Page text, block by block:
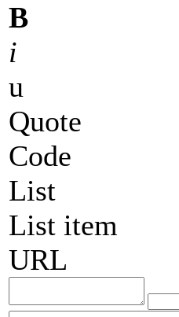
B
i
u
Quote
Code
List
List item
URL